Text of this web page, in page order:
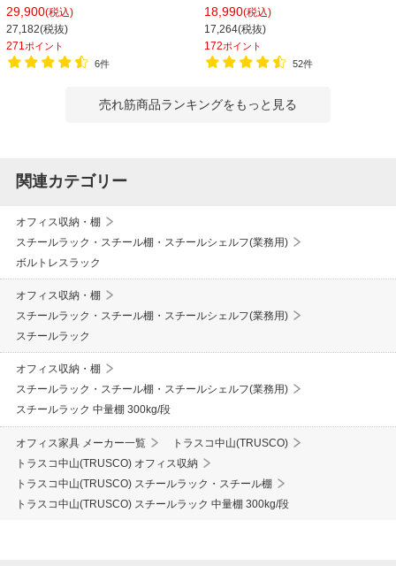
150kg/段 天地6段 幅1812×奥行462×
高さ2100mm スチール棚 スチールシ
ェルフ 収納棚 オープンラック 収納ラ
ック
29,900(税込)
27,182(税抜)
271 ポイント
6件
シェルゴ 幅1515×奥行460×高さ
1740mm
18,990(税込)
17,264(税抜)
172ポイント
52件
売れ筋商品ランキングをもっと見る
関連カテゴリー
オフィス収納・棚
スチールラック・スチール棚・スチールシェルフ(業務用)
ボルトレスラック
オフィス収納・棚
スチールラック・スチール棚・スチールシェルフ(業務用)
スチールラック
オフィス収納・棚
スチールラック・スチール棚・スチールシェルフ(業務用)
スチールラック 中量棚 300kg/段
オフィス家具 メーカー一覧
トラスコ中山(TRUSCO)
トラスコ中山(TRUSCO) オフィス収納
トラスコ中山(TRUSCO) スチールラック・スチール棚
トラスコ中山(TRUSCO) スチールラック 中量棚 300kg/段